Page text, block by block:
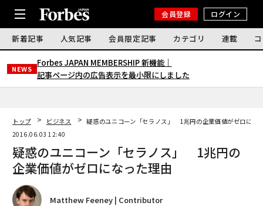
会員登録 ログイン
新着記事 人気記事 会員限定記事 カテゴリ 連載
NEWS
Forbes JAPAN MEMBERSHIP 新機能｜
記事ページ内の広告表示を最小限にしました
トップ ビジネス
疑惑のユニコーン「セラノス」 1兆円の企業価値がゼロにな
2016.06.03 12:40
疑惑のユニコーン「セラノス」 1兆円の
企業価値がゼロになった理由
Matthew Feeney | Contributor